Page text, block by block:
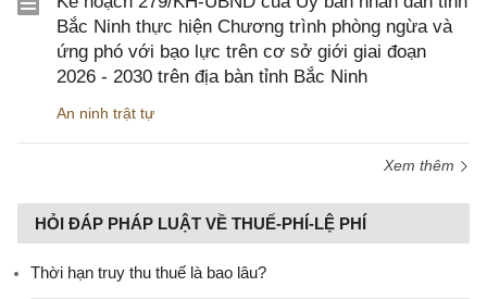
Bắc Ninh thực hiện Chương trình phòng ngừa và
ứng phó với bạo lực trên cơ sở giới giai đoạn
2026 - 2030 trên địa bàn tỉnh Bắc Ninh
An ninh trật tự
Xem thêm
HỎI ĐÁP PHÁP LUẬT VỀ THUẾ-PHÍ-LỆ PHÍ
Thời hạn truy thu thuế là bao lâu?